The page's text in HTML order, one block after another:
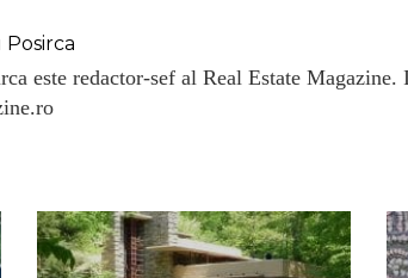
este redactor-sef al Real Estate